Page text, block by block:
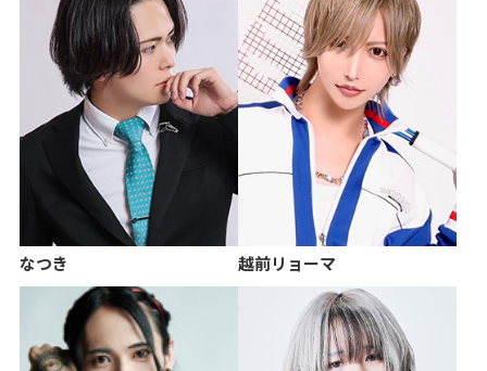
なつき 越前リョーマ